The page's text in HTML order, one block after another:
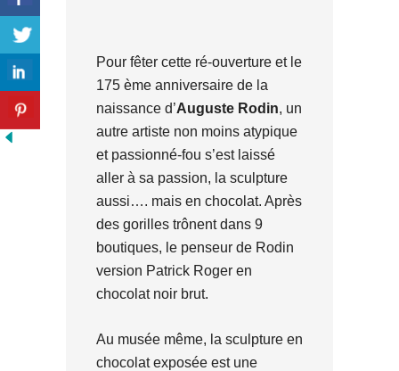
Pour fêter cette ré-ouverture et le
175 ème anniversaire de la
naissance d’Auguste Rodin, un
autre artiste non moins atypique
et passionné-fou s’est laissé
aller à sa passion, la sculpture
aussi…. mais en chocolat. Après
des gorilles trônent dans 9
boutiques, le penseur de Rodin
version Patrick Roger en
chocolat noir brut.
Au musée même, la sculpture en
chocolat exposée est une